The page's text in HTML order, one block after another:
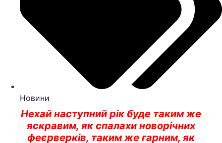
Новини
Нехай наступний рік буде таким же
яскравим, як спалахи новорічних
феєрверків, таким же гарним, як